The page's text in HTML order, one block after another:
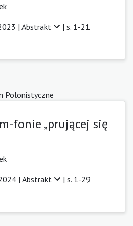
| Abstrakt | s. 1-21
Polonistyczne
fonie „prującej się
| Abstrakt | s. 1-29